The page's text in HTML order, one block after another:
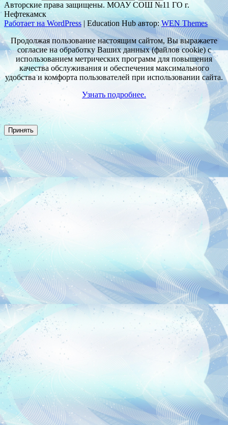
Авторские права защищены. МОАУ СОШ №11 ГО г.
Нефтекамск
Работает на WordPress | Education Hub автор:WEN Themes
Продолжая пользование настоящим сайтом, Вы выражаете
согласие на обработку Ваших данных (файлов cookie) с
использованием метрических программ для повышения
качества обслуживания и обеспечения максимального
удобства и комфорта пользователей при использовании сайта.
Узнать подробнее.
Принять